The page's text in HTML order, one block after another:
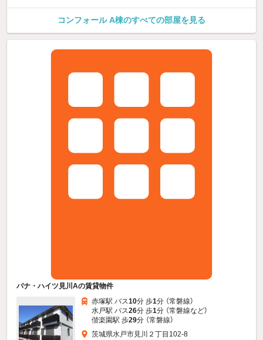
コンフォール A棟のすべての部屋を見る
パナ・ハイツ見川Aの賃貸物件
赤塚駅 バス10分 歩1分 （常磐線）
水戸駅 バス26分 歩1分 （常磐線など）
偕楽園駅 歩29分 （常磐線）
茨城県水戸市見川２丁目102-8